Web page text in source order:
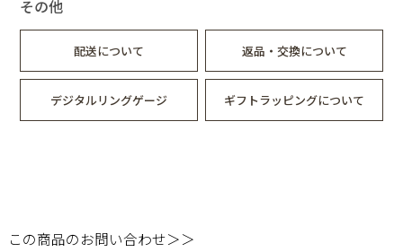
その他
配送について 返品・交換について
デジタルリングゲージ ギフトラッピングについて
この商品のお問い合わせ＞＞